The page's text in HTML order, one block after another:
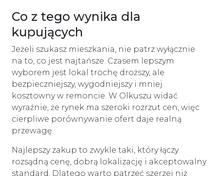
Co z tego wynika dla
kupujących
Jeżeli szukasz mieszkania, nie patrz wyłącznie
na to, co jest najtańsze. Czasem lepszym
wyborem jest lokal trochę droższy, ale
bezpieczniejszy, wygodniejszy i mniej
kosztowny w remoncie. W Olkuszu widać
wyraźnie, że rynek ma szeroki rozrzut cen, więc
cierpliwe porównywanie ofert daje realną
przewagę.
Najlepszy zakup to zwykle taki, który łączy
rozsądną cenę, dobrą lokalizację i akceptowalny
standard. Dlatego warto patrzeć szerzej niż